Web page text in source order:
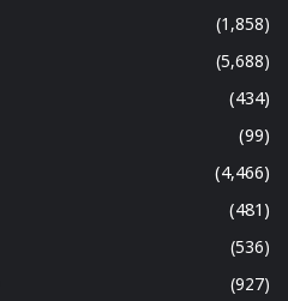
(1,858)
(5,688)
(434)
(99)
(4,466)
(481)
(536)
(927)